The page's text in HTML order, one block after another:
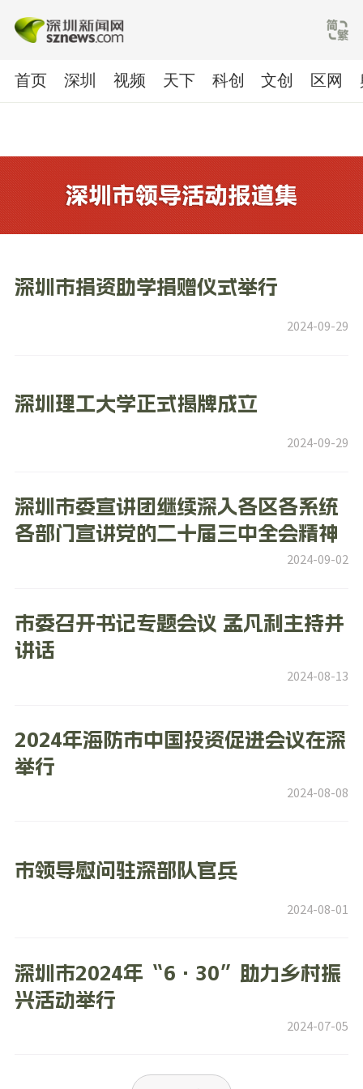
首页 深圳 视频 天下 科创 文创 区网
2024-09-29
深圳市捐资助学捐赠仪式举行
2024-09-29
深圳理工大学正式揭牌成立
2024-09-02
深圳市委宣讲团继续深入各区各系统
各部门宣讲党的二十届三中全会精神
2024-08-13
市委召开书记专题会议 孟凡利主持并
讲话
2024-08-08
2024年海防市中国投资促进会议在深
举行
2024-08-01
市领导慰问驻深部队官兵
2024-07-05
深圳市2024年“6·30”助力乡村振
兴活动举行